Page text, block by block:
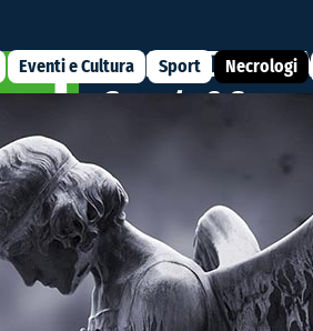
Eventi e Cultura Sport Necrologi